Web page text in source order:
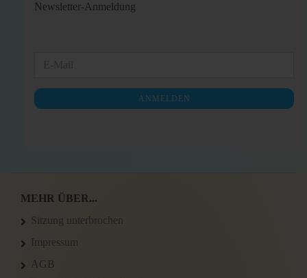
Newsletter-Anmeldung
NEWSLETTER-
ANMELDUNG
ANMELDEN
MEHR ÜBER...
Sitzung unterbrochen
Impressum
AGB